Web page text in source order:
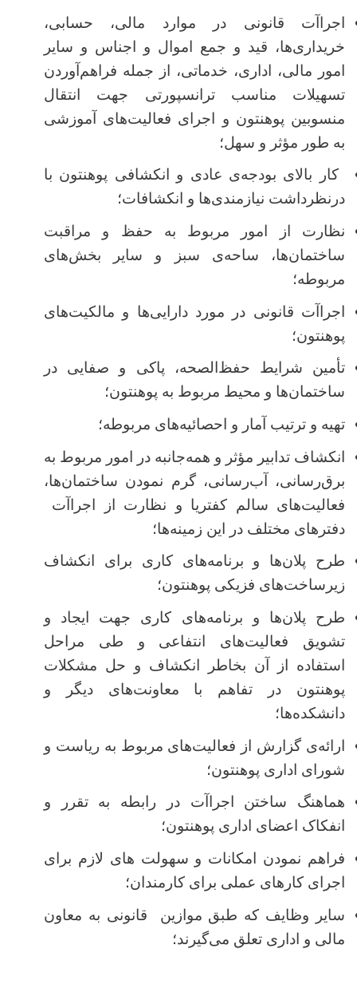
اجراآت قانونی در موارد مالی، حسابی،
خریداری‌ها، قید و جمع اموال و اجناس و سایر
امور مالی، اداری، خدماتی، از جمله فراهم‌آوردن
تسهیلات مناسب ترانسپورتی جهت انتقال
منسوبین پوهنتون و اجرای فعالیت‌های آموزشی
به طور مؤثر و سهل؛
کار بالای بودجه‌ی عادی و انکشافی پوهنتون با
درنظرداشت نیازمندی‌ها و انکشافات؛
نظارت از امور مربوط به حفظ و مراقبت
ساختمان‌ها، ساحه‌ی سبز و سایر بخش‌های
مربوطه؛
اجراآت قانونی در مورد دارایی‌ها و مالکیت‌های
پوهنتون؛
تأمین شرایط حفظ‌الصحه، پاکی و صفایی در
ساختمان‌ها و محیط مربوط به پوهنتون؛
تهیه و ترتیب آمار و احصائیه‌های مربوطه؛
انکشاف تدابیر مؤثر و همه‌جانبه در امور مربوط به
برق‌رسانی، آب‌رسانی، گرم نمودن ساختمان‌ها،
فعالیت‌های سالم کفتریا و نظارت از اجراآت
دفترهای مختلف در این زمینه‌ها؛
طرح پلان‌ها و برنامه‌های کاری برای انکشاف
زیرساخت‌های فزیکی پوهنتون؛
طرح پلان‌ها و برنامه‌های کاری جهت ایجاد و
تشویق فعالیت‌های انتفاعی و طی مراحل
استفاده از آن بخاطر انکشاف و حل مشکلات
پوهنتون در تفاهم با معاونت‌های دیگر و
دانشکده‌ها؛
ارائه‌ی گزارش از فعالیت‌های مربوط به ریاست و
شورای اداری پوهنتون؛
هماهنگ ساختن اجراآت در رابطه به تقرر و
انفکاک اعضای اداری پوهنتون؛
فراهم نمودن امکانات و سهولت های لازم برای
اجرای کارهای عملی برای کارمندان؛
سایر وظایف که طبق موازین قانونی به معاون
مالی و اداری تعلق می‌گیرند؛